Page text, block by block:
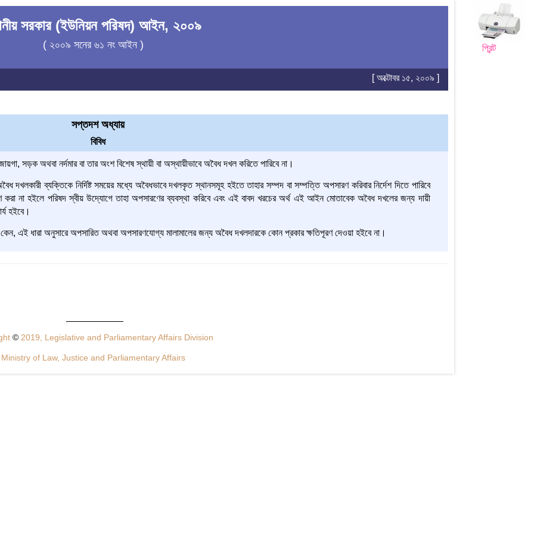
প্রিন্ট
সরকার (ইউনিয়ন পরিষদ) আইন, ২০০৯
( ২০০৯ সনের ৬১ নং আইন )
[ অক্টোবর ১৫, ২০০৯ ]
সপ্তদশ অধ্যায়
বিবিধ
সড়ক অথবা নর্দমার বা তার অংশ বিশেষ স্থায়ী বা অস্থায়ীভাবে অবৈধ দখল করিতে পারিবে না।
দখলকারী ব্যক্তিকে নির্দিষ্ট সময়ের মধ্যে অবৈধভাবে দখলকৃত স্থানসমূহ হইতে তাহার সম্পদ বা সম্পত্তি অপসারণ করিবার নির্দেশ দিতে পারিবে
করা না হইলে পরিষদ স্বীয় উদ্যোগে তাহা অপসারণের ব্যবস্থা করিবে এবং এই বাবদ খরচের অর্থ এই আইন মোতাবেক অবৈধ দখলের জন্য দায়ী
হইবে।
এই ধারা অনুসারে অপসারিত অথবা অপসারণযোগ্য মালামালের জন্য অবৈধ দখলদারকে কোন প্রকার ক্ষতিপূরণ দেওয়া হইবে না।
©2019, Legislative and Parliamentary Affairs Division
Ministry of Law, Justice and Parliamentary Affairs